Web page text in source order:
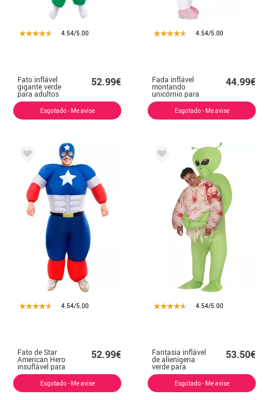
4.54/5.00
Fato inflável
gigante verde
para adultos
52.99€
Esgotado - Me avise
4.54/5.00
Fada inflável
montando
unicórnio para
menina
44.99€
Esgotado - Me avise
4.54/5.00
Fato de Star
American Hero
insuflável para
adulto
52.99€
Esgotado - Me avise
4.54/5.00
Fantasia inflável
de alienígena
verde para
homem
53.50€
Esgotado - Me avise